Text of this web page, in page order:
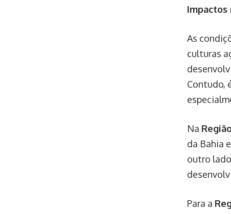
Impactos
As
culturas
Contudo,
Na
da Bahia
outro
Para a